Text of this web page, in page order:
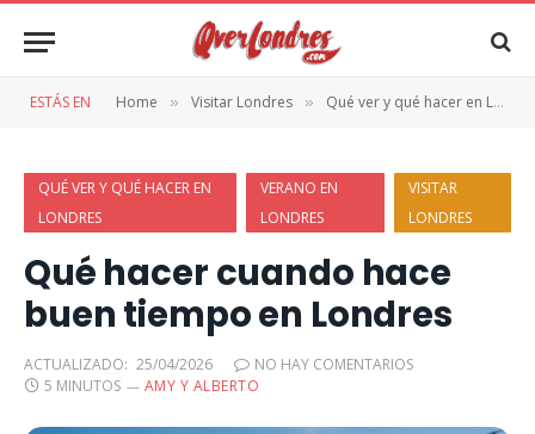
ESTÁS EN Home » Visitar Londres » Qué ver y qué hacer en Londres
QUÉ VER Y QUÉ HACER EN
LONDRES
VERANO EN
LONDRES
VISITAR
LONDRES
Qué hacer cuando hace
buen tiempo en Londres
ACTUALIZADO: 25/04/2026
NO HAY COMENTARIOS
5 MINUTOS
AMY Y ALBERTO